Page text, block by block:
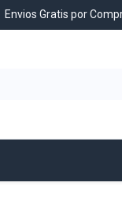
Envios Gratis por